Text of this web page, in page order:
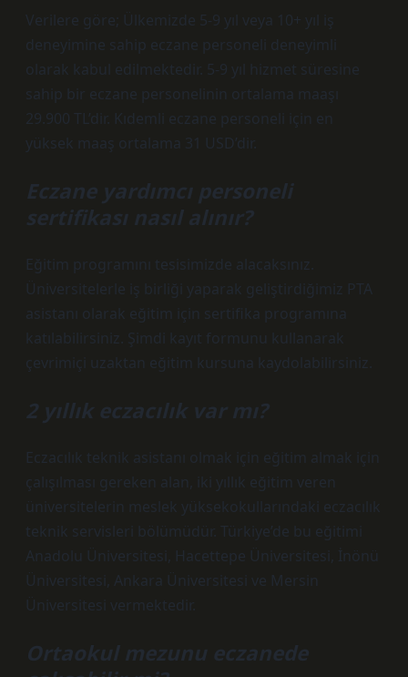
Verilere göre; Ülkemizde 5-9 yıl veya 10+ yıl iş
deneyimine sahip eczane personeli deneyimli
olarak kabul edilmektedir. 5-9 yıl hizmet süresine
sahip bir eczane personelinin ortalama maaşı
29.900 TL’dir. Kıdemli eczane personeli için en
yüksek maaş ortalama 31 USD’dir.
Eczane yardımcı personeli
sertifikası nasıl alınır?
Eğitim programını tesisimizde alacaksınız.
Üniversitelerle iş birliği yaparak geliştirdiğimiz PTA
asistanı olarak eğitim için sertifika programına
katılabilirsiniz. Şimdi kayıt formunu kullanarak
çevrimiçi uzaktan eğitim kursuna kaydolabilirsiniz.
2 yıllık eczacılık var mı?
Eczacılık teknik asistanı olmak için eğitim almak için
çalışılması gereken alan, iki yıllık eğitim veren
üniversitelerin meslek yüksekokullarındaki eczacılık
teknik servisleri bölümüdür. Türkiye’de bu eğitimi
Anadolu Üniversitesi, Hacettepe Üniversitesi, İnönü
Üniversitesi, Ankara Üniversitesi ve Mersin
Üniversitesi vermektedir.
Ortaokul mezunu eczanede